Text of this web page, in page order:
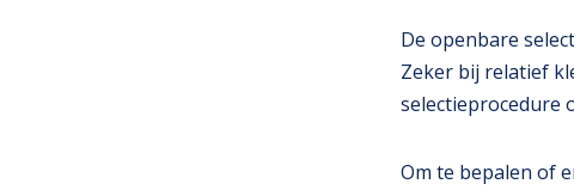
De openbare
Zeker bij relatief
selectieprocedure
Om te bepalen of